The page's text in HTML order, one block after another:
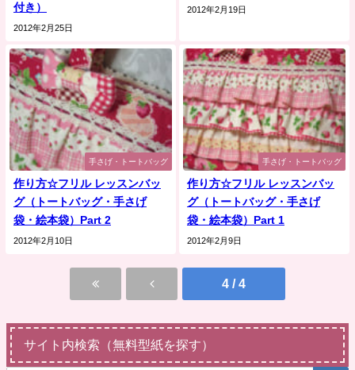
付き）
2012年2月25日
2012年2月19日
手さげ・トートバッグ
作り方☆フリル レッスンバッ
グ（トートバッグ・手さげ
袋・絵本袋）Part 2
2012年2月10日
手さげ・トートバッグ
作り方☆フリル レッスンバッ
グ（トートバッグ・手さげ
袋・絵本袋）Part 1
2012年2月9日
4 / 4
サイト内検索（無料型紙を探す）